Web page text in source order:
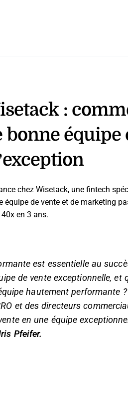
:
chez Wisetack, une fintech
de vente et de marketing
en 3 ans.
est essentielle au
de vente exceptionnelle, et
hautement performante
et des directeurs
en une équipe
Pfeifer.